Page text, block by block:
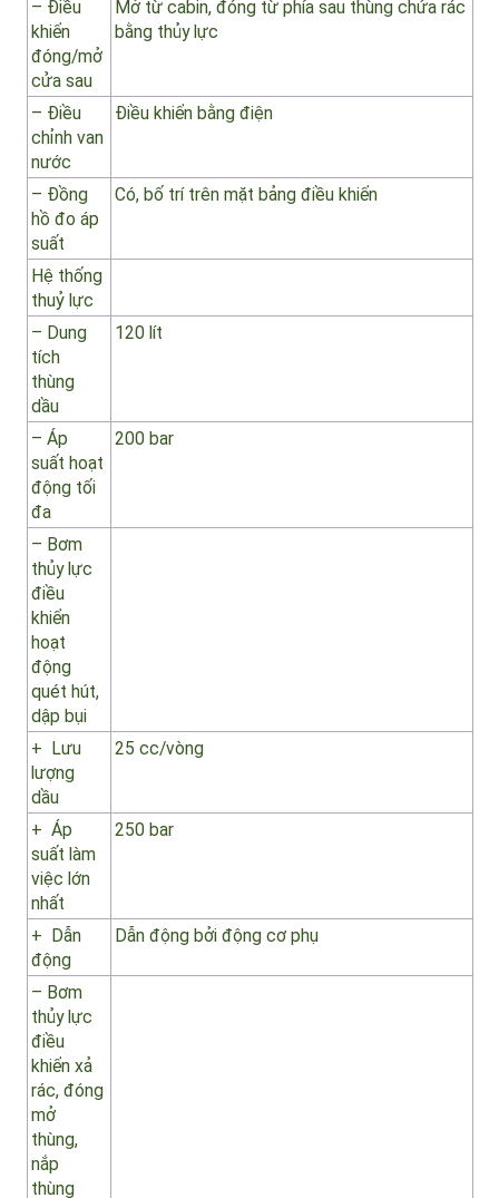
– Điều
khiển
nâng/hạ
thùng
chứa
Bằng thuỷ lực, điều khiển từ cabin
– Điều
khiển
đóng/mở
cửa sau
– Điều
chỉnh van
nước
Điều khiển bằng điện
– Đồng
hồ đo áp
suất
Có, bố trí trên mặt bảng điều khiển
Hệ thống
thuỷ lực
– Dung
tích
thùng
dầu
– Áp
suất hoạt
động tối
đa
– Bơm
thủy lực
điều
khiển
hoạt
động
quét hút,
dập bụi
+ Lưu
lượng
dầu
+ Áp
suất làm
việc lớn
nhất
+ Dẫn
động
– Bơm
thủy lực